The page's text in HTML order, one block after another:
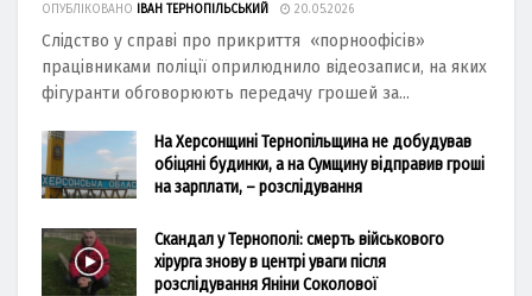
ОПУБЛІКОВАНО ІВАН ТЕРНОПІЛЬСЬКИЙ 20.05.2026
Слідство у справі про прикриття «порноофісів»
працівниками поліції оприлюднило відеозаписи, на яких
фігуранти обговорюють передачу грошей за...
На Херсонщині Тернопільщина не добудував
обіцяні будинки, а на Сумщину відправив гроші
на зарплати, – розслідування
Скандал у Тернополі: смерть військового
хірурга знову в центрі уваги після
розслідування Яніни Соколової